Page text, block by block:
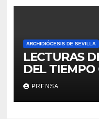
ARCHIDIÓCESIS DE SEVILLA
LECTURAS
DEL
PRENSA